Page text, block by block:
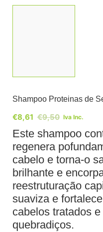
Shampoo Proteinas de
€9,50
€8,61 Iva Inc.
Este shampoo
regenera
cabelo e torna-o
brilhante e
reestruturação
suaviza e
cabelos tratados
quebradiços.